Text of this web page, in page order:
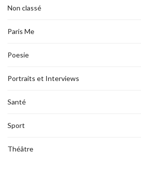
Non classé
Paris Me
Poesie
Portraits et Interviews
Santé
Sport
Théâtre